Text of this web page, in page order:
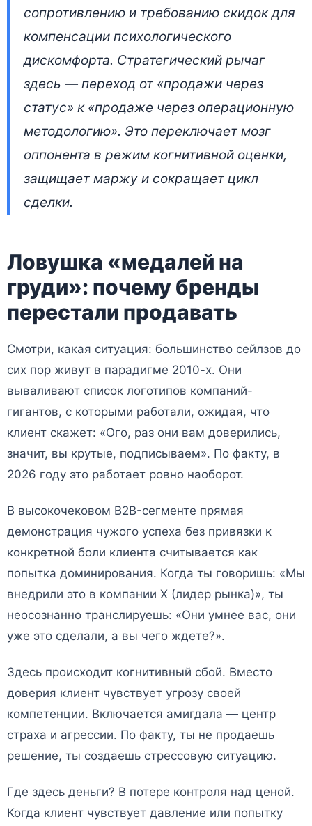
29 апреля 2026 • 👁 5 093 прочтений
сопротивлению и требованию скидок для
компенсации психологического
дискомфорта. Стратегический рычаг
здесь — переход от «продажи через
статус» к «продаже через операционную
методологию». Это переключает мозг
оппонента в режим когнитивной оценки,
защищает маржу и сокращает цикл
сделки.
Ловушка «медалей на
груди»: почему бренды
перестали продавать
Смотри, какая ситуация: большинство сейлзов до
сих пор живут в парадигме 2010-х. Они
вываливают список логотипов компаний-
гигантов, с которыми работали, ожидая, что
клиент скажет: «Ого, раз они вам доверились,
значит, вы крутые, подписываем». По факту, в
2026 году это работает ровно наоборот.
В высокочековом B2B-сегменте прямая
демонстрация чужого успеха без привязки к
конкретной боли клиента считывается как
попытка доминирования. Когда ты говоришь: «Мы
внедрили это в компании X (лидер рынка)», ты
неосознанно транслируешь: «Они умнее вас, они
уже это сделали, а вы чего ждете?».
Здесь происходит когнитивный сбой. Вместо
доверия клиент чувствует угрозу своей
компетенции. Включается амигдала — центр
страха и агрессии. По факту, ты не продаешь
решение, ты создаешь стрессовую ситуацию.
Где здесь деньги? В потере контроля над ценой.
Когда клиент чувствует давление или попытку